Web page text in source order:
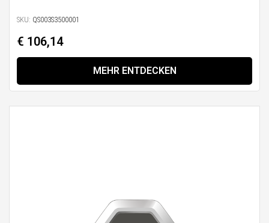
SKU: QS003S3500001
€ 106,14
MEHR ENTDECKEN